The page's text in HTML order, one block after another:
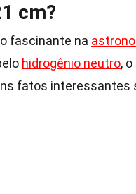
cm?
fascinante na
hidrogênio neutro,
fatos interessantes